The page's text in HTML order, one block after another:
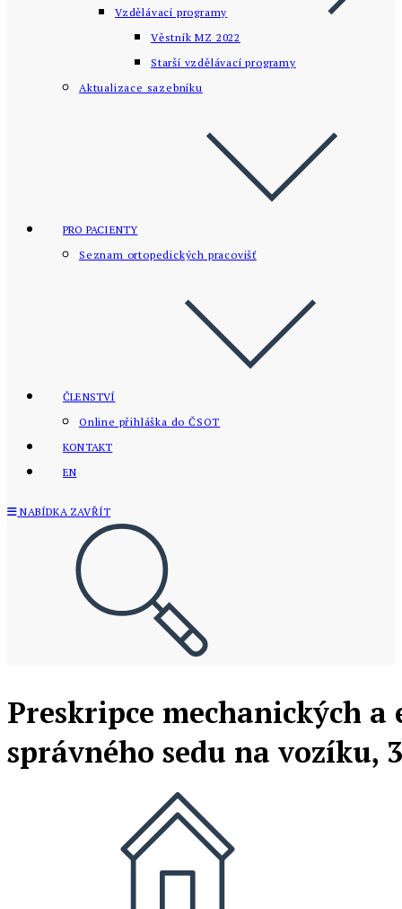
Vzdělávací programy
Věstník MZ 2022
Starší vzdělávací­ programy
Aktualizace sazebníku
PRO PACIENTY
Seznam ortopedických pracovišť
ČLENSTVÍ
Online přihláška do ČSOT
KONTAKT
EN
NABÍDKA ZAVŘÍT
Preskripce mechanických
správného sedu na vozíku,